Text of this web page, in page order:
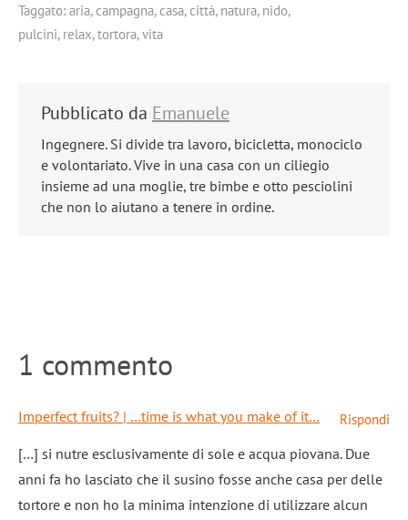
Taggato: aria,campagna,casa,città, natura, nido,
pulcini, relax,tortora,vita
Pubblicato da Emanuele
Ingegnere. Si divide tra lavoro, bicicletta, monociclo
e volontariato. Vive in una casa con un ciliegio
insieme ad una moglie, tre bimbe e otto pesciolini
che non lo aiutano a tenere in ordine.
1 commento
Imperfect fruits? | …time is what you make of it… Rispondi
[…] si nutre esclusivamente di sole e acqua piovana. Due
anni fa ho lasciato che il susino fosse anche casa per delle
tortore e non ho la minima intenzione di utilizzare alcun